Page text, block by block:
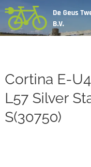
De Geus
B.V.
Cortina E-
L57 Silver
S(30750)